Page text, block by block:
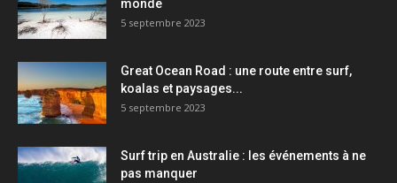
monde
5 septembre 2023
Great Ocean Road : une route entre surf,
koalas et paysages...
5 septembre 2023
Surf trip en Australie : les événements à ne
pas manquer